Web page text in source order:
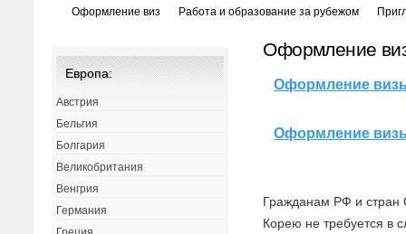
Оформление виз Работа и образование за рубежом
Оформление
Оформление
Оформление
Гражданам РФ и
Корею не требуется в
Европа:
Австрия
Бельгия
Болгария
Великобритания
Венгрия
Германия